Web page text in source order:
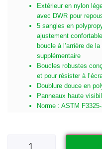
Extérieur en nylon
avec DWR pour
5 sangles en
ajustement
boucle à l’arrière de
supplémentaire
Boucles robustes
et pour résister à
Doublure douce en
Panneaux haute
Norme : ASTM